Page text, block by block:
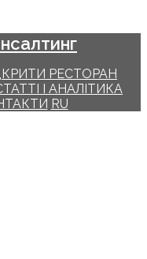
РЕСТОРАН
І АНАЛІТИКА
RU